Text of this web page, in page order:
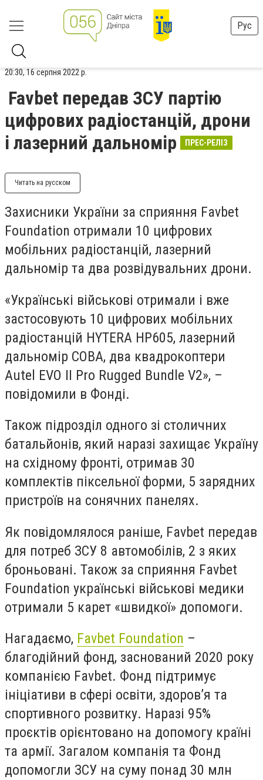
Рус
20:30, 16 серпня 2022 р.
Favbet передав ЗСУ партію
цифрових радіостанцій, дрони
і лазерний дальномір
ПРЕС-РЕЛІЗ
Читать на русском
Захисники України за сприяння Favbet
Foundation отримали 10 цифрових
мобільних радіостанцій, лазерний
дальномір та два розвідувальних дрони.
«Українські військові отримали і вже
застосовують 10 цифрових мобільних
радіостанцій HYTERA HP605, лазерний
дальномір COBA, два квадрокоптери
Autel EVO II Pro Rugged Bundle V2», –
повідомили в Фонді.
Також підрозділ одного зі столичних
батальйонів, який наразі захищає Україну
на східному фронті, отримав 30
комплектів піксельної форми, 5 зарядних
пристроїв на сонячних панелях.
Як повідомлялося раніше, Favbet передав
для потреб ЗСУ 8 автомобілів, 2 з яких
броньовані. Також за сприяння Favbet
Foundation українські військові медики
отримали 5 карет «швидкої» допомоги.
Нагадаємо, Favbet Foundation –
благодійний фонд, заснований 2020 року
компанією Favbet. Фонд підтримує
ініціативи в сфері освіти, здоров’я та
спортивного розвитку. Наразі 95%
проєктів орієнтовано на допомогу країні
та армії. Загалом компанія та Фонд
допомогли ЗСУ на суму понад 30 млн